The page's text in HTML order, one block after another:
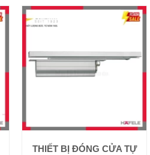
THIẾT BỊ ĐÓNG CỬA TỰ